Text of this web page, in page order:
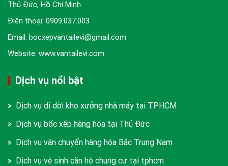
Thủ Đức, Hồ Chí Minh.
Điện thoại: 0909.037.003
Email: bocxepvantailevi@gmail.com
Website: www.vantailevi.com
Dịch vụ nổi bật
Dịch vụ di dời kho xưởng nhà máy tại TPHCM
Dịch vụ bốc xếp hàng hóa tại Thủ Đức
Dịch vụ vận chuyển hàng hóa Bắc Trung Nam
Dịch vụ vệ sinh căn hộ chung cư tại tphcm